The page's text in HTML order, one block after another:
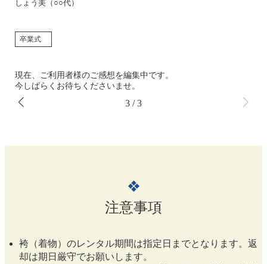
しょう美（○○代）
卒業式
現在、ご利用者様のご感想を編集中です。
今しばらくお待ちくださいませ。
3 /3
❖
注意事項
袴（着物）のレンタル期間は指定日までとなります。返
却は期日厳守でお願いします。